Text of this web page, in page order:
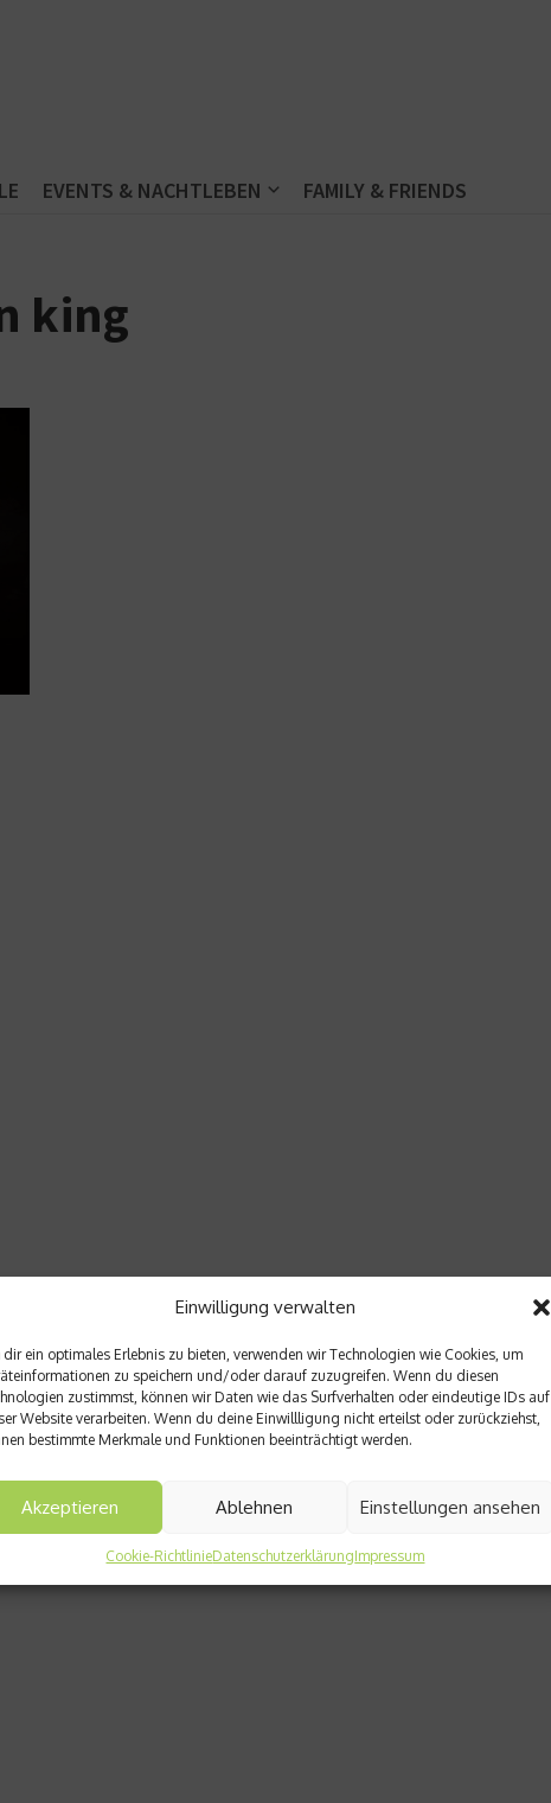
Einwilligung verwalten
dir ein optimales Erlebnis zu bieten, verwenden wir Technologien wie Cookies, um
zu speichern und/oder darauf zuzugreifen. Wenn du diesen
zustimmst, können wir Daten wie das Surfverhalten oder eindeutige IDs auf
Website verarbeiten. Wenn du deine Einwillligung nicht erteilst oder zurückziehst,
bestimmte Merkmale und Funktionen beeinträchtigt werden.
Akzeptieren Ablehnen Einstellungen ansehen
Cookie-RichtlinieDatenschutzerklärungImpressum
EVENTS & NACHTLEBEN FAMILY & FRIENDS
king